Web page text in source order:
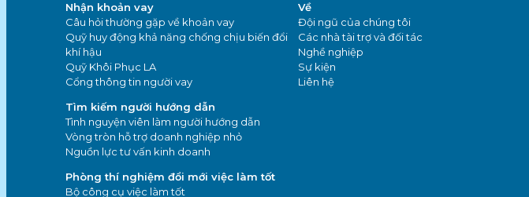
Nhận khoản vay
Câu hỏi thường gặp về khoản vay
Quỹ huy động khả năng chống chịu biến đổi
khí hậu
Quỹ Khôi Phục LA
Cổng thông tin người vay
Tìm kiếm người hướng dẫn
Tình nguyện viên làm người hướng dẫn
Vòng tròn hỗ trợ doanh nghiệp nhỏ
Nguồn lực tư vấn kinh doanh
Phòng thí nghiệm đổi mới việc làm tốt
Bộ công cụ việc làm tốt
Về
Đội ngũ của chúng tôi
Các nhà tài trợ và đối tác
Nghề nghiệp
Sự kiện
Liên hệ